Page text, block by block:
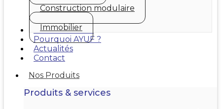
Construction modulaire
Immobilier
Nos réalisations
Pourquoi AYUF ?
Actualités
Contact
Nos Produits
Produits & services